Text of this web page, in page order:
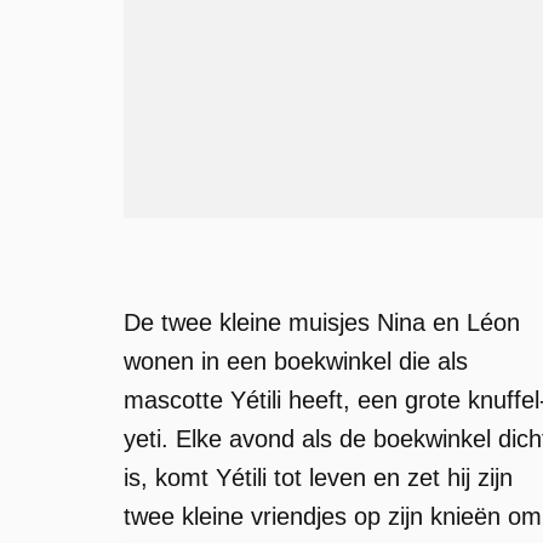
De twee kleine muisjes Nina en Léon
wonen in een boekwinkel die als
mascotte Yétili heeft, een grote
yeti. Elke avond als de boekwinkel
is, komt Yétili tot leven en zet hij zijn
twee kleine vriendjes op zijn knieën om